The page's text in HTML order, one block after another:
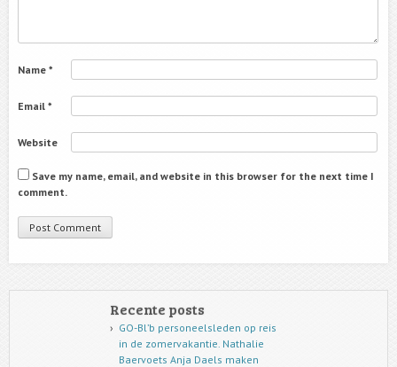
Name *
Email *
Website
Save my name, email, and website in this browser for the next time I
comment.
Recente posts
GO-Bl’b personeelsleden op reis
in de zomervakantie. Nathalie
Baervoets Anja Daels maken